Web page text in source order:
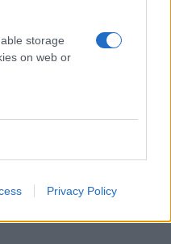
storage
on web or
Privacy Policy